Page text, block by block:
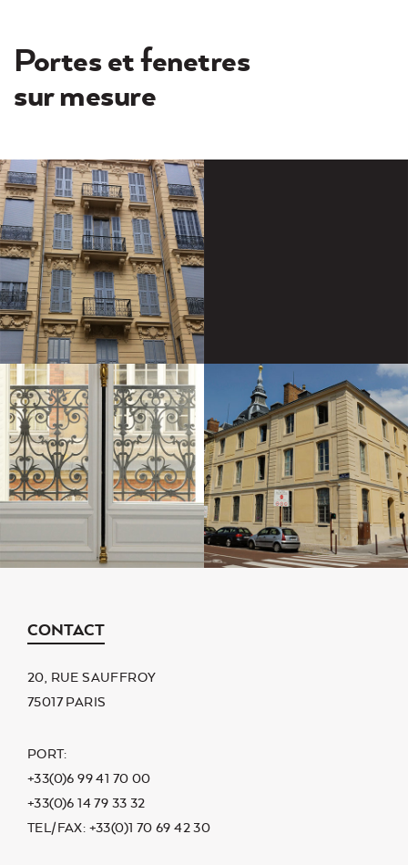
Portes et fenetres
sur mesure
CONTACT
20, RUE SAUFFROY
75017 PARIS
PORT:
+33(0)6 99 41 70 00
+33(0)6 14 79 33 32
TEL/FAX: +33(0)1 70 69 42 30